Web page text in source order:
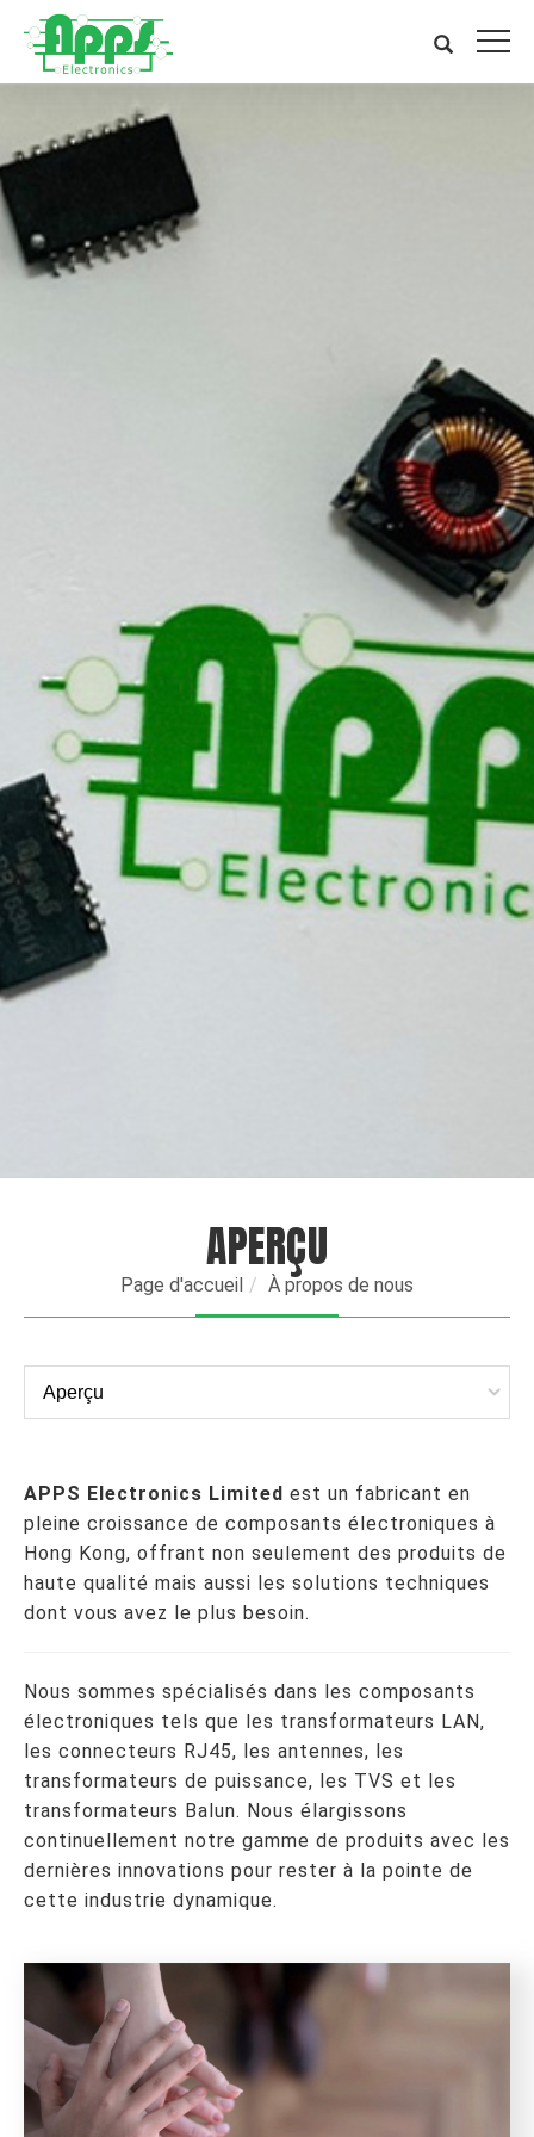
APERÇU
Page d'accueil À propos de nous
APPS Electronics Limited est un fabricant en
pleine croissance de composants électroniques à
Hong Kong, offrant non seulement des produits de
haute qualité mais aussi les solutions techniques
dont vous avez le plus besoin.
Nous sommes spécialisés dans les composants
électroniques tels que les transformateurs LAN,
les connecteurs RJ45, les antennes, les
transformateurs de puissance, les TVS et les
transformateurs Balun. Nous élargissons
continuellement notre gamme de produits avec les
dernières innovations pour rester à la pointe de
cette industrie dynamique.